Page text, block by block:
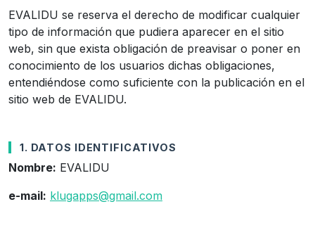
EVALIDU se reserva el derecho de modificar cualquier
tipo de información que pudiera aparecer en el sitio
web, sin que exista obligación de preavisar o poner en
conocimiento de los usuarios dichas obligaciones,
entendiéndose como suficiente con la publicación en el
sitio web de EVALIDU.
1. DATOS IDENTIFICATIVOS
Nombre: EVALIDU
e-mail: klugapps@gmail.com